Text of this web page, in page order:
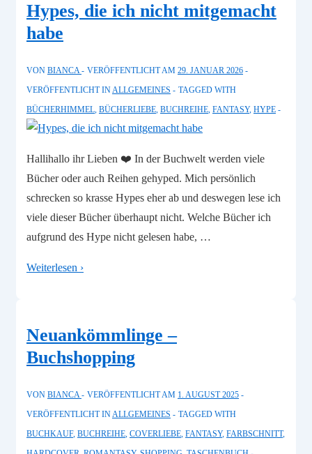
beendet
habe
Hypes, die ich nicht mitgemacht
habe
VON BIANCA VERÖFFENTLICHT AM 29. JANUAR 2026
VERÖFFENTLICHT INALLGEMEINES
TAGGED WITH
BÜCHERHIMMEL, BÜCHERLIEBE, BUCHREIHE, FANTASY, HYPE
Hallihallo ihr Lieben ❤️ In der Buchwelt werden viele
Bücher oder auch Reihen gehyped. Mich persönlich
schrecken so krasse Hypes eher ab und deswegen lese ich
viele dieser Bücher überhaupt nicht. Welche Bücher ich
aufgrund des Hype nicht gelesen habe, …
Hypes,
mitgemacht
habe
Weiterlesen ›
Neuankömmlinge –
Buchshopping
VON BIANCA VERÖFFENTLICHT AM 1. AUGUST 2025
VERÖFFENTLICHT INALLGEMEINES
TAGGED WITH
BUCHKAUF, BUCHREIHE, COVERLIEBE, FANTASY, FARBSCHNITT,